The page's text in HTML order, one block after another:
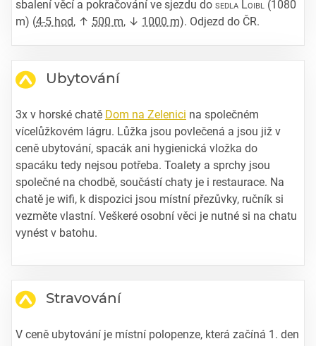
sbalení věcí a pokračování ve sjezdu do sedla Loibl (1080
m) (4-5 hod, ↑ 500 m, ↓ 1000 m). Odjezd do ČR.
Ubytování
3x v horské chatě Dom na Zelenici na společném
vícelůžkovém lágru. Lůžka jsou povlečená a jsou již v
ceně ubytování, spacák ani hygienická vložka do
spacáku tedy nejsou potřeba. Toalety a sprchy jsou
společné na chodbě, součástí chaty je i restaurace. Na
chatě je wifi, k dispozici jsou místní přezůvky, ručník si
vezměte vlastní. Veškeré osobní věci je nutné si na chatu
vynést v batohu.
Stravování
V ceně ubytování je místní polopenze, která začíná 1. den